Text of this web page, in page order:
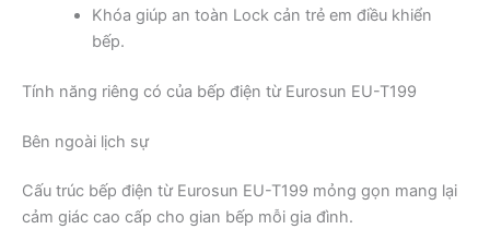
Khóa giúp an toàn Lock cản trẻ em điều khiển
bếp.
Tính năng riêng có của bếp điện từ Eurosun EU-T199
Bên ngoài lịch sự
Cấu trúc bếp điện từ Eurosun EU-T199 mỏng gọn mang lại
cảm giác cao cấp cho gian bếp mỗi gia đình.